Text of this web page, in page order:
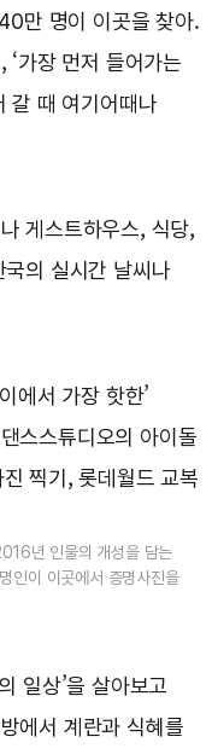
만 명이 이곳을 찾아.
‘가장 먼저 들어가는
갈 때 여기어때나
게스트하우스, 식당,
의 실시간 날씨나
에서 가장 핫한’
스스튜디오의 아이돌
찍기, 롯데월드 교복
년 인물의 개성을 담는
인이 이곳에서 증명사진을
일상’을 살아보고
에서 계란과 식혜를